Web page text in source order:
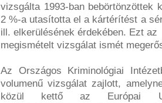
vizsgálta 1993-ban bebörtönzöttek
2 %-a utasította el a kártérítést a
ill. elkerülésének érdekében. Ezt
megismételt vizsgálat ismét
Az Országos Kriminológiai
volumenű vizsgálat zajlott,
közül kettő az Európai